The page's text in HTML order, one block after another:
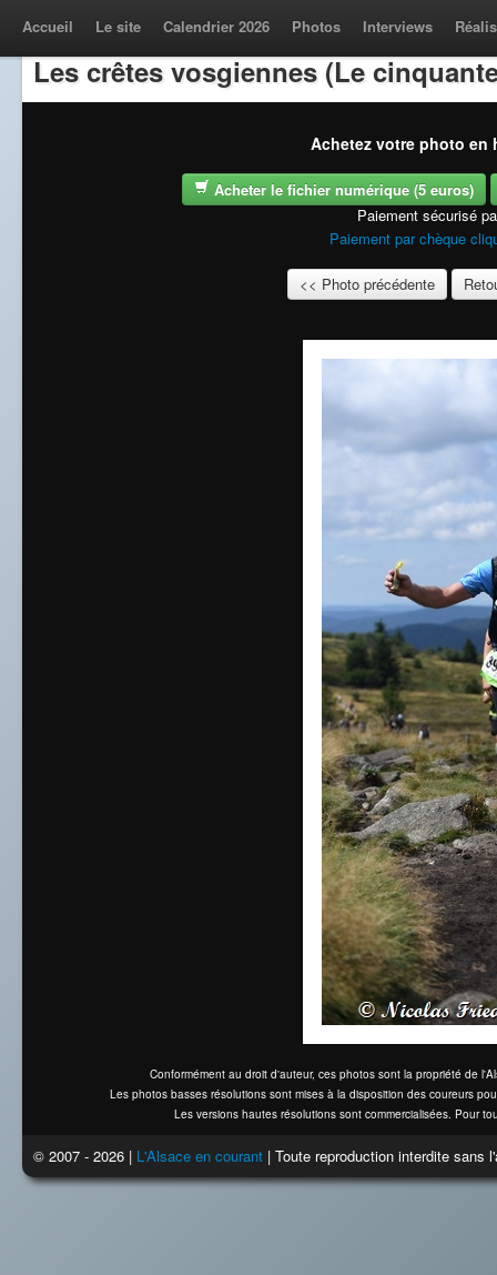
Accueil Le site Calendrier 2026 Photos Interviews
Les crêtes vosgiennes (Le
Achetez votre photo en
Acheter le fichier numérique (5 euros)
Paiement sécurisé
Paiement par chèque
<< Photo précédente
Conformément au droit d'auteur, ces photos sont la propriété de
Les photos basses résolutions sont mises à la disposition des coureurs
Les versions hautes résolutions sont commercialisées. Pour
© 2007 - 2026 | L'Alsace en courant | Toute reproduction interdite sans